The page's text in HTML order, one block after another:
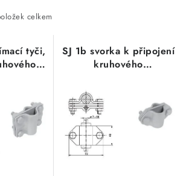
celkem
tyči,
SJ 1b svorka k připojení
kruhového
jímací tyči, 2 šrouby,